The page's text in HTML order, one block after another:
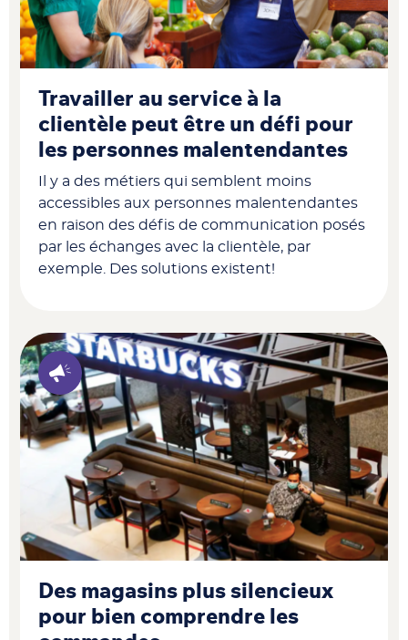
Travailler au service à la
clientèle peut être un défi pour
les personnes malentendantes
Il y a des métiers qui semblent moins
accessibles aux personnes malentendantes
en raison des défis de communication posés
par les échanges avec la clientèle, par
exemple. Des solutions existent!
Des magasins plus silencieux
pour bien comprendre les